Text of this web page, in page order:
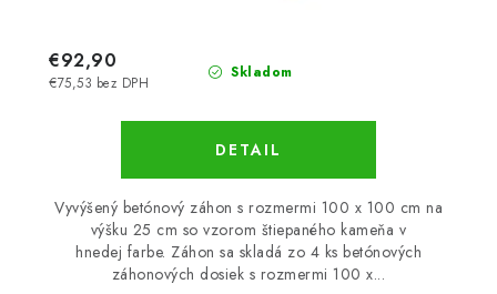
Skladom
€75,53 bez DPH
€92,90
DETAIL
Vyvýšený betónový záhon s rozmermi 100 x 100 cm na
výšku 25 cm so vzorom štiepaného kameňa v
hnedej farbe. Záhon sa skladá zo 4 ks betónových
záhonových dosiek s rozmermi 100 x...